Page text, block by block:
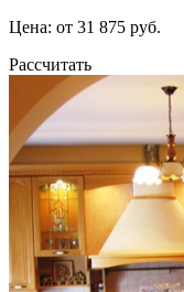
Цена: от 31 875 руб.
Рассчитать